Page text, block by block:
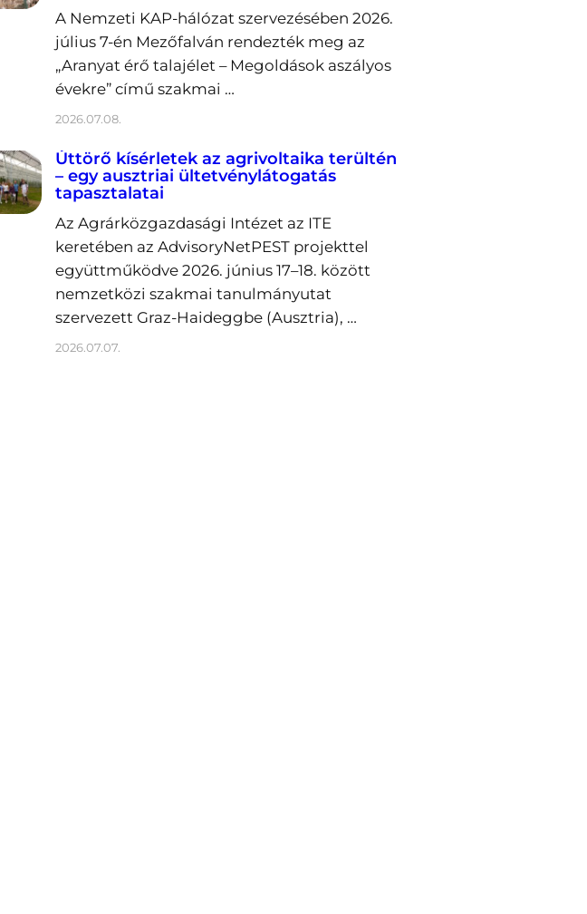
A Nemzeti KAP-hálózat szervezésében 2026.
július 7-én Mezőfalván rendezték meg az
„Aranyat érő talajélet – Megoldások aszályos
évekre” című szakmai …
2026.07.08.
Úttörő kísérletek az agrivoltaika terültén
– egy ausztriai ültetvénylátogatás
tapasztalatai
Az Agrárközgazdasági Intézet az ITE
keretében az AdvisoryNetPEST projekttel
együttműködve 2026. június 17–18. között
nemzetközi szakmai tanulmányutat
szervezett Graz-Haideggbe (Ausztria), …
2026.07.07.